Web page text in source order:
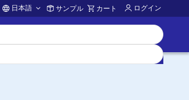
Account
日本語 サンプル カート ログイン